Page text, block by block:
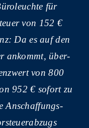
für
von 152 €
Da es auf den
ankommt, über­
von 800
952 € sofort zu
Anschaf­fungs­